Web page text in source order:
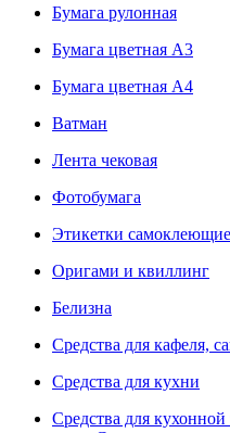
Бумага рулонная
Бумага цветная А3
Бумага цветная А4
Ватман
Лента чековая
Фотобумага
Этикетки
Оригами и квиллинг
Белизна
Средства для кафеля,
Средства для кухни
Средства для кухонной